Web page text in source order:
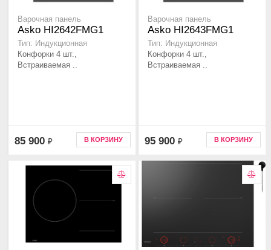
Варочная панель
Asko HI2642FMG1
Тип: Индукционная
Конфорки 4 шт.,
Встраиваемая ..
85 900 ₽ В КОРЗИНУ
Варочная панель
Asko HI2643FMG1
Тип: Индукционная
Конфорки 4 шт.,
Встраиваемая ..
95 900 ₽ В КОРЗИНУ